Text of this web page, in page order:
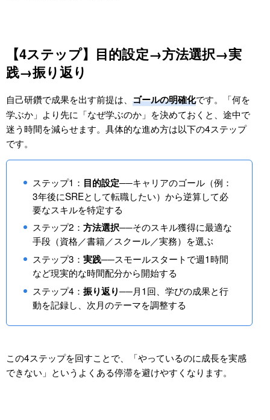
【4ステップ】目的設定→方法選択→実
践→振り返り
自己研鑽で成果を出す前提は、 ゴールの明確化です。「何を
学ぶか」より先に「なぜ学ぶのか」を決めておくと、途中で
迷う時間を減らせます。具体的な進め方は以下の4ステップ
です。
ステップ1： 目的設定──キャリアのゴール（例：
3年後にSREとして転職したい）から逆算して必
要なスキルを特定する
ステップ2：方法選択──そのスキル獲得に最適な
手段（資格／書籍／スクール／実務）を選ぶ
ステップ3：実践──スモールスタートで週1時間
など現実的な時間配分から開始する
ステップ4：振り返り──月1回、学びの成果と行
動を記録し、次月のテーマを調整する
この4ステップを回すことで、「やっているのに成長を実感
できない」というよくある停滞を避けやすくなります。